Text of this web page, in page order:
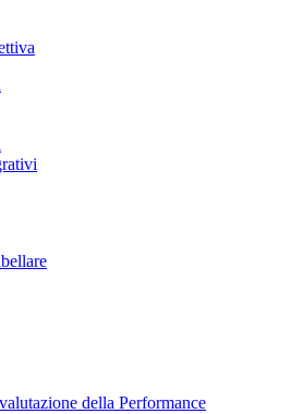
della Performance